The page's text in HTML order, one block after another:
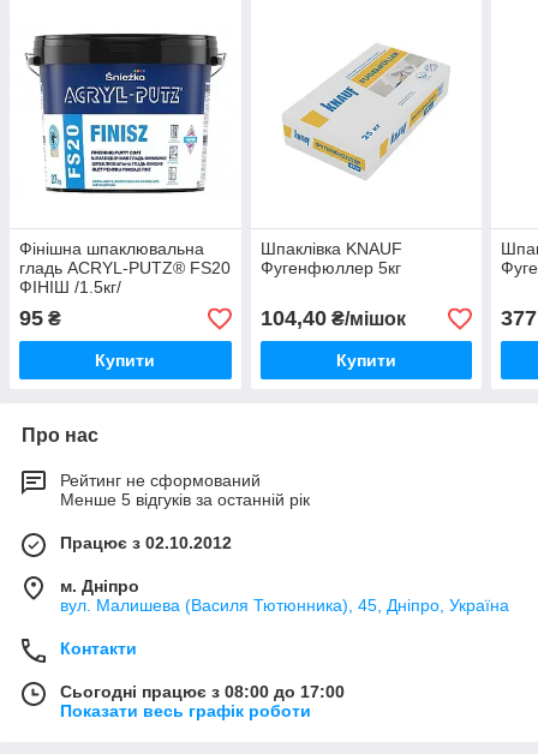
Фінішна шпаклювальна
гладь ACRYL-PUTZ® FS20
ФІНІШ /1.5кг/
95 ₴
Купити
Шпаклівка KNAUF
Фугенфюллер 5кг
104,40₴/мішок
Купити
Про нас
Рейтинг не сформований
Менше 5 відгуків за останній рік
Працює з 02.10.2012
м. Дніпро
вул. Малишева (Василя Тютюнника), 45, Дніпро, Україна
Контакти
Сьогодні працює з 08:00 до 17:00
Показати весь графік роботи